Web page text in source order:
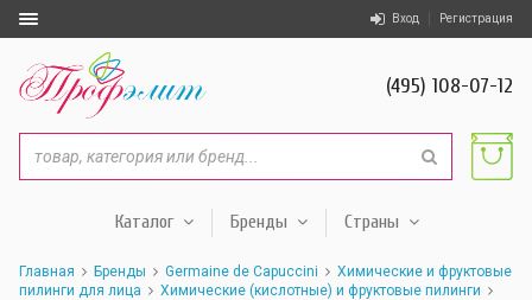
Вход Регистрация
(495) 108-07-12
Каталог Бренды Страны
Главная Бренды Germaine de Capuccini
Химические и фруктовые
пилинги для лица
Химические (кислотные) и фруктовые пилинги